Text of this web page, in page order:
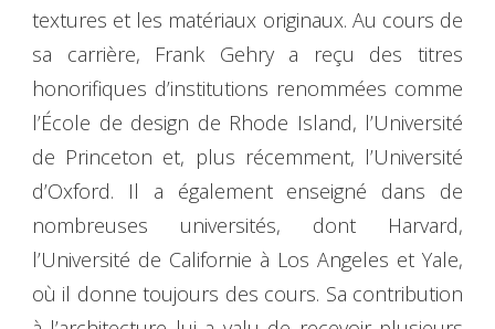
textures et les matériaux originaux. Au cours de
sa carrière, Frank Gehry a reçu des titres
honorifiques d’institutions renommées comme
l’École de design de Rhode Island, l’Université
de Princeton et, plus récemment, l’Université
d’Oxford. Il a également enseigné dans de
nombreuses universités, dont Harvard,
l’Université de Californie à Los Angeles et Yale,
où il donne toujours des cours. Sa contribution